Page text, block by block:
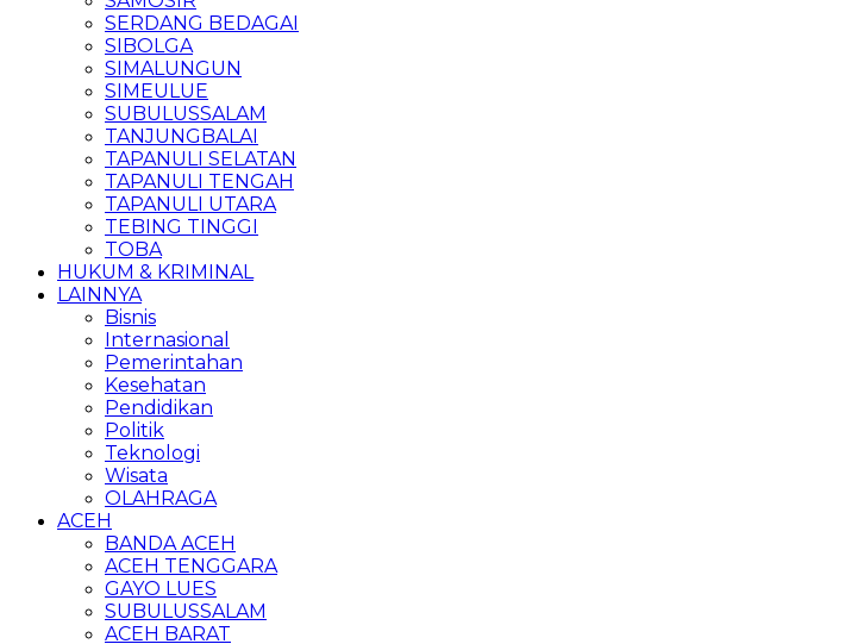
SERDANG BEDAGAI
SIBOLGA
SIMALUNGUN
SIMEULUE
SUBULUSSALAM
TANJUNGBALAI
TAPANULI SELATAN
TAPANULI TENGAH
TAPANULI UTARA
TEBING TINGGI
TOBA
HUKUM & KRIMINAL
LAINNYA
Bisnis
Internasional
Pemerintahan
Kesehatan
Pendidikan
Politik
Teknologi
Wisata
OLAHRAGA
ACEH
BANDA ACEH
ACEH TENGGARA
GAYO LUES
SUBULUSSALAM
ACEH BARAT